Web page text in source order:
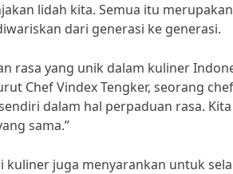
lidah kita. Semua itu
dari generasi ke generasi.
rasa yang unik dalam kuliner
Chef Vindex Tengker, seorang
dalam hal perpaduan rasa.
sama.”
kuliner juga menyarankan untuk